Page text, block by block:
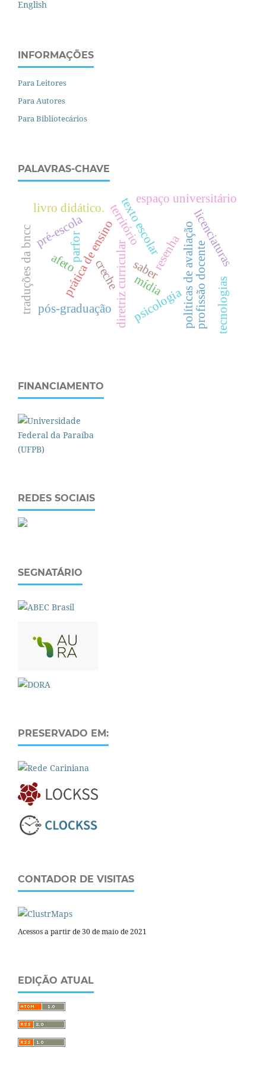
English
INFORMAÇÕES
Para Leitores
Para Autores
Para Bibliotecários
PALAVRAS-CHAVE
resenha
território
diretriz curricular
prática de ensinotexto escolar políticas de avaliação
espaço universitário
pós-graduação
saber
mídia
livro didático. licenciaturas
parfor
pré-escola
creche
psicologia profissão docente
traduções da bncc tecnologias
afeto
FINANCIAMENTO
REDES SOCIAIS
SEGNATÁRIO
PRESERVADO EM:
CONTADOR DE VISITAS
Acessos a partir de 30 de maio de 2021
EDIÇÃO ATUAL